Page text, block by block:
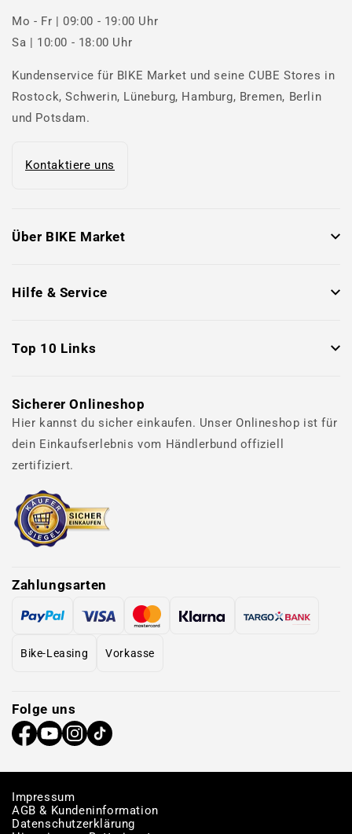
Mo - Fr | 09:00 - 19:00 Uhr
Sa | 10:00 - 18:00 Uhr
Kundenservice für BIKE Market und seine CUBE Stores in
Rostock, Schwerin, Lüneburg, Hamburg, Bremen, Berlin
und Potsdam.
Kontaktiere uns
Über BIKE Market
Hilfe & Service
Top 10 Links
Sicherer Onlineshop
Hier kannst du sicher einkaufen. Unser Onlineshop ist für
dein Einkaufserlebnis vom Händlerbund offiziell
zertifiziert.
Zahlungsarten
Bike-Leasing Vorkasse
Folge uns
Impressum
AGB & Kundeninformation
Datenschutzerklärung